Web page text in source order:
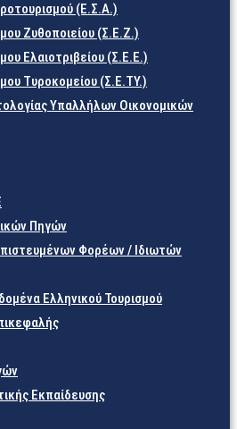
(Ε.Σ.Α.)
Ζυθοποιείου (Σ.Ε.Ζ.)
Ελαιοτριβείου (Σ.Ε.Ε.)
Τυροκομείου (Σ.Ε.TY.)
Υπαλλήλων Οικονομικών
Πηγών
Φορέων / Ιδιωτών
Ελληνικού Τουρισμού
Εκπαίδευσης